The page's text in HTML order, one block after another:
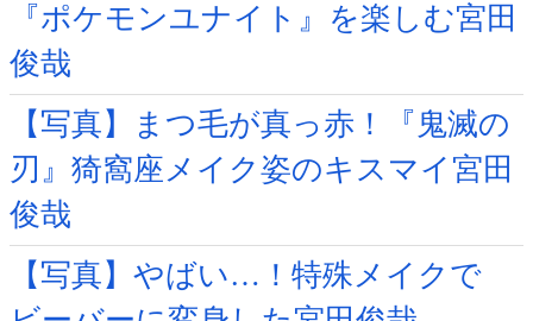
『ポケモンユナイト』を楽しむ宮田
俊哉
【写真】まつ毛が真っ赤！『鬼滅の
刃』猗窩座メイク姿のキスマイ宮田
俊哉
【写真】やばい…！特殊メイクで